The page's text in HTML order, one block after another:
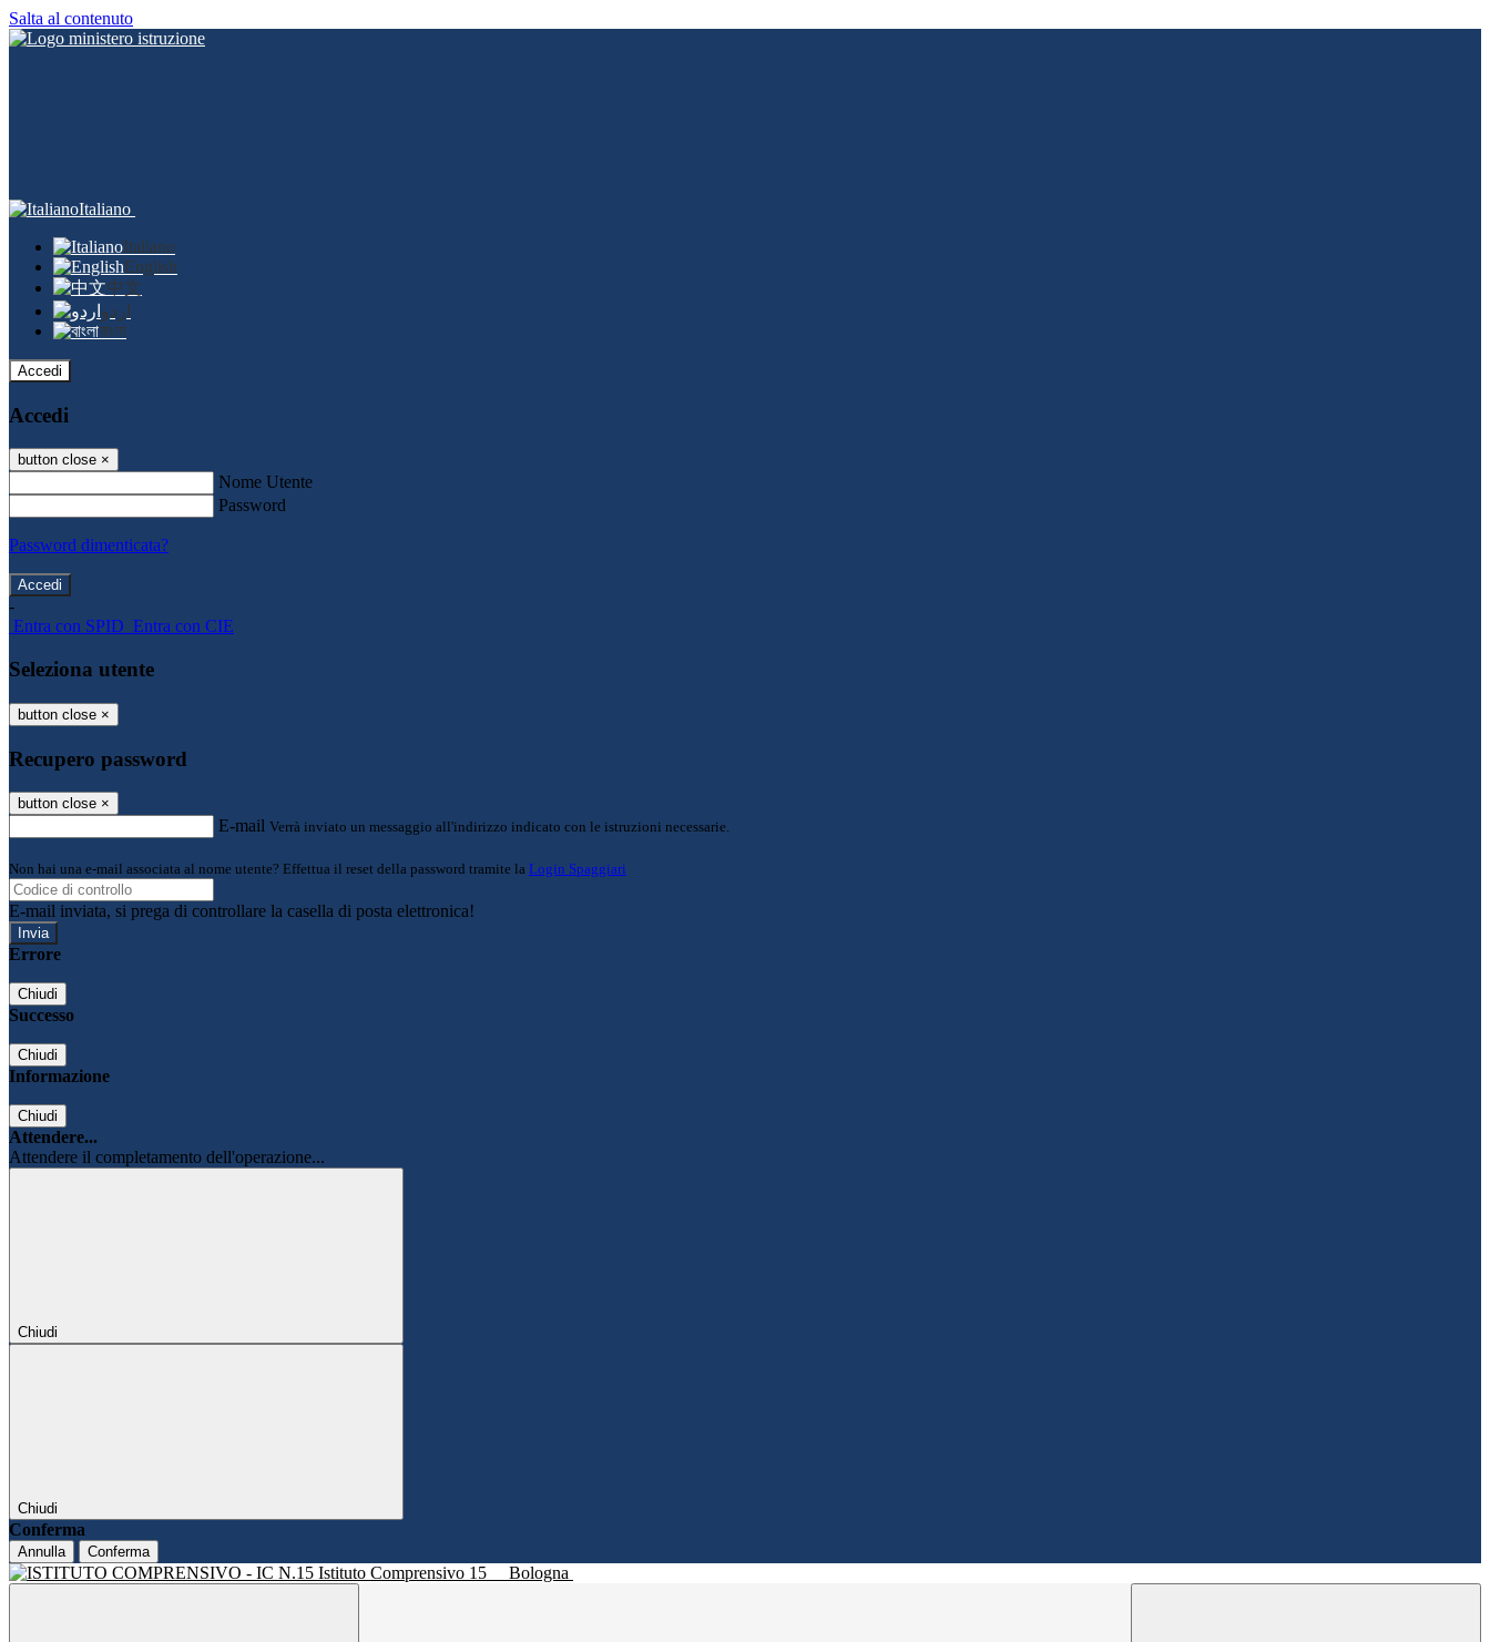
Salta al contenuto
Italiano
Italiano
English
中文
اردو
বাংলা
Accedi
Accedi
button close ×
Nome Utente
Password
Password dimenticata?
-
Entra con SPID Entra con CIE
Seleziona utente
button close ×
Recupero password
button close ×
E-mail Verrà inviato un messaggio all'indirizzo indicato con le istruzioni necessarie.
Non hai una e-mail associata al nome utente? Effettua il reset della password tramite la Login Spaggiari
E-mail inviata, si prega di controllare la casella di posta elettronica!
Errore
Chiudi
Successo
Chiudi
Informazione
Chiudi
Attendere...
Attendere il completamento dell'operazione...
Chiudi
Chiudi
Conferma
Annulla Conferma
Istituto Comprensivo 15 Bologna